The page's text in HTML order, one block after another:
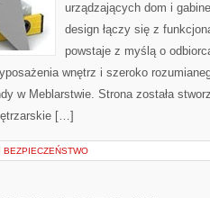
urządzających dom i
design łączy się z
powstaje z myślą o
wnętrz i szeroko
w Meblarstwie. Strona została
[…]
BEZPIECZEŃSTWO